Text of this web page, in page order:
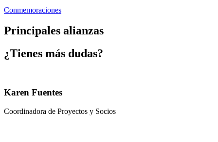
Conmemoraciones
Principales alianzas
¿Tienes más dudas?
Karen Fuentes
Coordinadora de Proyectos y Socios